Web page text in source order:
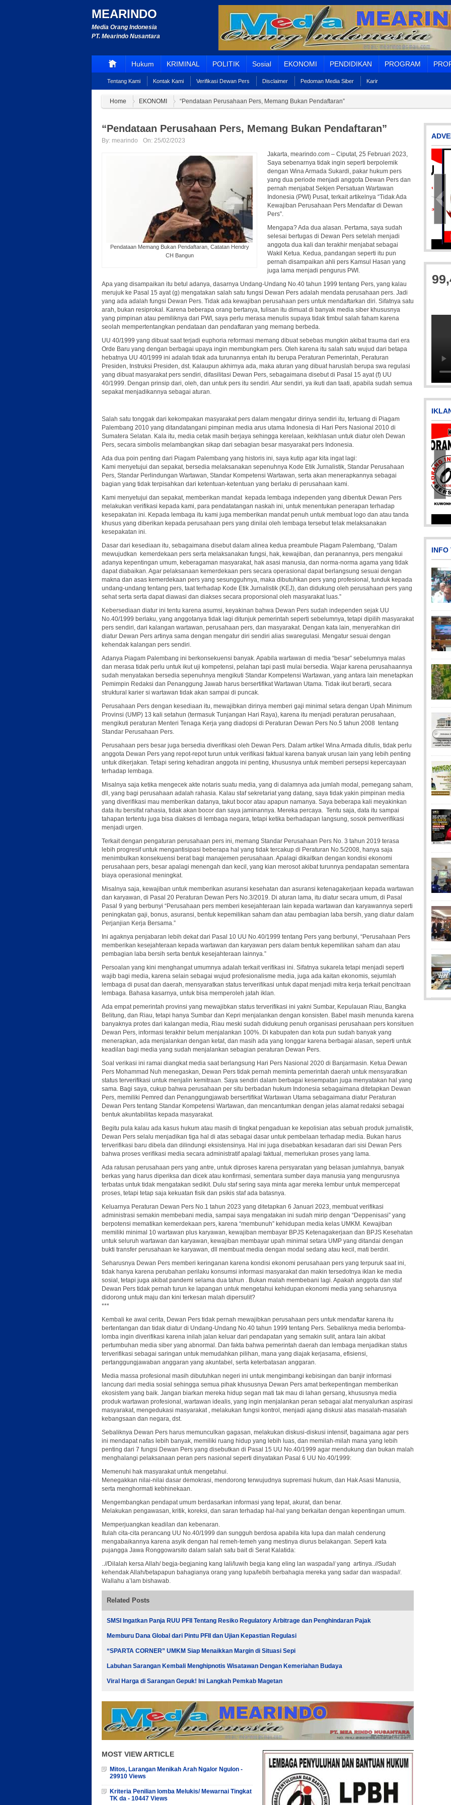
MEARINDO
Media Orang Indonesia
PT. Mearindo Nusantara
Hukum KRIMINAL POLITIK Sosial EKONOMI PENDIDIKAN PROGRAM
Tentang Kami Kontak Kami Verifikasi Dewan Pers Disclaimer Pedoman Media Siber Karir
Home EKONOMI “Pendataan Perusahaan Pers, Memang Bukan Pendaftaran”
“Pendataan Perusahaan Pers, Memang Bukan Pendaftaran”
By: mearindo On: 25/02/2023
Pendataan Memang Bukan Pendaftaran, Catatan Hendry
CH Bangun
Jakarta, mearindo.com – Ciputat, 25 Februari 2023,
Saya sebenarnya tidak ingin seperti berpolemik
dengan Wina Armada Sukardi, pakar hukum pers
yang dua periode menjadi anggota Dewan Pers dan
pernah menjabat Sekjen Persatuan Wartawan
Indonesia (PWI) Pusat, terkait artikelnya “Tidak Ada
Kewajiban Perusahaan Pers Mendaftar di Dewan
Pers”.
Mengapa? Ada dua alasan. Pertama, saya sudah
selesai bertugas di Dewan Pers setelah menjadi
anggota dua kali dan terakhir menjabat sebagai
Wakil Ketua. Kedua, pandangan seperti itu pun
pernah disampaikan ahli pers Kamsul Hasan yang
juga lama menjadi pengurus PWI.
Apa yang disampaikan itu betul adanya, dasarnya Undang-Undang No.40 tahun 1999 tentang Pers, yang kalau
merujuk ke Pasal 15 ayat (g) mengatakan salah satu fungsi Dewan Pers adalah mendata perusahaan pers. Jadi
yang ada adalah fungsi Dewan Pers. Tidak ada kewajiban perusahaan pers untuk mendaftarkan diri. Sifatnya satu
arah, bukan resiprokal. Karena beberapa orang bertanya, tulisan itu dimuat di banyak media siber khususnya
yang pimpinan atau pemiliknya dari PWI, saya perlu merasa menulis supaya tidak timbul salah faham karena
seolah mempertentangkan pendataan dan pendaftaran yang memang berbeda.
UU 40/1999 yang dibuat saat terjadi euphoria reformasi memang dibuat sebebas mungkin akibat trauma dari era
Orde Baru yang dengan berbagai upaya ingin membungkam pers. Oleh karena itu salah satu wujud dari betapa
hebatnya UU 40/1999 ini adalah tidak ada turunannya entah itu berupa Peraturan Pemerintah, Peraturan
Presiden, Instruksi Presiden, dst. Kalaupun akhirnya ada, maka aturan yang dibuat haruslah berupa swa regulasi
yang dibuat masyarakat pers sendiri, difasilitasi Dewan Pers, sebagaimana disebut di Pasal 15 ayat (f) UU
40/1999. Dengan prinsip dari, oleh, dan untuk pers itu sendiri. Atur sendiri, ya ikuti dan taati, apabila sudah semua
sepakat menjadikannya sebagai aturan.
Salah satu tonggak dari kekompakan masyarakat pers dalam mengatur dirinya sendiri itu, tertuang di Piagam
Palembang 2010 yang ditandatangani pimpinan media arus utama Indonesia di Hari Pers Nasional 2010 di
Sumatera Selatan. Kala itu, media cetak masih berjaya sehingga kerelaan, keikhlasan untuk diatur oleh Dewan
Pers, secara simbolis melambangkan sikap dari sebagian besar masyarakat pers Indonesia.
Ada dua poin penting dari Piagam Palembang yang historis ini, saya kutip agar kita ingat lagi:
Kami menyetujui dan sepakat, bersedia melaksanakan sepenuhnya Kode Etik Jurnalistik, Standar Perusahaan
Pers, Standar Perlindungan Wartawan, Standar Kompetensi Wartawan, serta akan menerapkannya sebagai
bagian yang tidak terpisahkan dari ketentuan-ketentuan yang berlaku di perusahaan kami.
Kami menyetujui dan sepakat, memberikan mandat kepada lembaga independen yang dibentuk Dewan Pers
melakukan verifikasi kepada kami, para pendatatangan naskah ini, untuk menentukan penerapan terhadap
kesepakatan ini. Kepada lembaga itu kami juga memberikan mandat penuh untuk membuat logo dan atau tanda
khusus yang diberikan kepada perusahaan pers yang dinilai oleh lembaga tersebut telak melaksanakan
kesepakatan ini.
Dasar dari kesediaan itu, sebagaimana disebut dalam alinea kedua preambule Piagam Palembang, “Dalam
mewujudkan kemerdekaan pers serta melaksanakan fungsi, hak, kewajiban, dan peranannya, pers mengakui
adanya kepentingan umum, keberagaman masyarakat, hak asasi manusia, dan norma-norma agama yang tidak
dapat diabaikan. Agar pelaksanaan kemerdekaan pers secara operasional dapat berlangsung sesuai dengan
makna dan asas kemerdekaan pers yang sesungguhnya, maka dibutuhkan pers yang profesional, tunduk kepada
undang-undang tentang pers, taat terhadap Kode Etik Jurnalistik (KEJ), dan didukung oleh perusahaan pers yang
sehat serta serta dapat diawasi dan diakses secara proporsional oleh masyarakat luas.”
Kebersediaan diatur ini tentu karena asumsi, keyakinan bahwa Dewan Pers sudah independen sejak UU
No.40/1999 berlaku, yang anggotanya tidak lagi ditunjuk pemerintah seperti sebelumnya, tetapi dipilih masyarakat
pers sendiri, dari kalangan wartawan, perusahaan pers, dan masyarakat. Dengan kata lain, menyerahkan diri
diatur Dewan Pers artinya sama dengan mengatur diri sendiri alias swaregulasi. Mengatur sesuai dengan
kehendak kalangan pers sendiri.
Adanya Piagam Palembang ini berkonsekuensi banyak. Apabila wartawan di media “besar” sebelumnya malas
dan merasa tidak perlu untuk ikut uji kompetensi, pelahan tapi pasti mulai bersedia. Wajar karena perusahaannya
sudah menyatakan bersedia sepenuhnya mengikuti Standar Kompetensi Wartawan, yang antara lain menetapkan
Pemimpin Redaksi dan Penanggung Jawab harus bersertifikat Wartawan Utama. Tidak ikut berarti, secara
struktural karier si wartawan tidak akan sampai di puncak.
Perusahaan Pers dengan kesediaan itu, mewajibkan dirinya memberi gaji minimal setara dengan Upah Minimum
Provinsi (UMP) 13 kali setahun (termasuk Tunjangan Hari Raya), karena itu menjadi peraturan perusahaan,
mengikuti peraturan Menteri Tenaga Kerja yang diadopsi di Peraturan Dewan Pers No.5 tahun 2008 tentang
Standar Perusahaan Pers.
Perusahaan pers besar juga bersedia diverifikasi oleh Dewan Pers. Dalam artikel Wina Armada ditulis, tidak perlu
anggota Dewan Pers yang repot-repot turun untuk verifikasi faktual karena banyak urusan lain yang lebih penting
untuk dikerjakan. Tetapi sering kehadiran anggota ini penting, khususnya untuk memberi persepsi kepercayaan
terhadap lembaga.
Misalnya saja ketika mengecek akte notaris suatu media, yang di dalamnya ada jumlah modal, pemegang saham,
dll, yang bagi perusahaan adalah rahasia. Kalau staf sekretariat yang datang, saya tidak yakin pimpinan media
yang diverifikasi mau memberikan datanya, takut bocor atau apapun namanya. Saya beberapa kali meyakinkan
data itu bersifat rahasia, tidak akan bocor dan saya jaminannya. Mereka percaya. Tentu saja, data itu sampai
tahapan tertentu juga bisa diakses di lembaga negara, tetapi ketika berhadapan langsung, sosok pemverifikasi
menjadi urgen.
Terkait dengan pengaturan perusahaan pers ini, memang Standar Perusahaan Pers No. 3 tahun 2019 terasa
lebih progresif untuk mengantisipasi beberapa hal yang tidak tercakup di Peraturan No.5/2008, hanya saja
menimbulkan konsekuensi berat bagi manajemen perusahaan. Apalagi dikaitkan dengan kondisi ekonomi
perusahaan pers, besar apalagi menengah dan kecil, yang kian merosot akibat turunnya pendapatan sementara
biaya operasional meningkat.
Misalnya saja, kewajiban untuk memberikan asuransi kesehatan dan asuransi ketenagakerjaan kepada wartawan
dan karyawan, di Pasal 20 Peraturan Dewan Pers No.3/2019. Di aturan lama, itu diatur secara umum, di Pasal
Pasal 9 yang berbunyi “Perusahaan pers memberi kesejahteraan lain kepada wartawan dan karyawannya seperti
peningkatan gaji, bonus, asuransi, bentuk kepemilikan saham dan atau pembagian laba bersih, yang diatur dalam
Perjanjian Kerja Bersama.”
Ini agaknya penjabaran lebih dekat dari Pasal 10 UU No.40/1999 tentang Pers yang berbunyi, “Perusahaan Pers
memberikan kesejahteraan kepada wartawan dan karyawan pers dalam bentuk kepemilikan saham dan atau
pembagian laba bersih serta bentuk kesejahteraan lainnya.”
Persoalan yang kini menghangat umumnya adalah terkait verifikasi ini. Sifatnya sukarela tetapi menjadi seperti
wajib bagi media, karena selain sebagai wujud profesionalisme media, juga ada kaitan ekonomis, sejumlah
lembaga di pusat dan daerah, mensyaratkan status terverifikasi untuk dapat menjadi mitra kerja terkait pencitraan
lembaga. Bahasa kasarnya, untuk bisa memperoleh jatah iklan.
Ada empat pemerintah provinsi yang mewajibkan status terverifikasi ini yakni Sumbar, Kepulauan Riau, Bangka
Belitung, dan Riau, tetapi hanya Sumbar dan Kepri menjalankan dengan konsisten. Babel masih menunda karena
banyaknya protes dari kalangan media, Riau meski sudah didukung penuh organisasi perusahaan pers konsituen
Dewan Pers, informasi terakhir belum menjalankan 100%. Di kabupaten dan kota pun sudah banyak yang
menerapkan, ada menjalankan dengan ketat, dan masih ada yang longgar karena berbagai alasan, seperti untuk
keadilan bagi media yang sudah menjalankan sebagian peraturan Dewan Pers.
Soal verikasi ini ramai diangkat media saat berlangsung Hari Pers Nasional 2020 di Banjarmasin. Ketua Dewan
Pers Mohammad Nuh menegaskan, Dewan Pers tidak pernah meminta pemerintah daerah untuk mensyaratkan
status terverifikasi untuk menjalin kemitraan. Saya sendiri dalam berbagai kesempatan juga menyatakan hal yang
sama. Bagi saya, cukup bahwa perusahaan per situ berbadan hukum Indonesia sebagaimana ditetapkan Dewan
Pers, memiliki Pemred dan Penanggungjawab bersertifikat Wartawan Utama sebagaimana diatur Peraturan
Dewan Pers tentang Standar Kompetensi Wartawan, dan mencantumkan dengan jelas alamat redaksi sebagai
bentuk akuntabilitas kepada masyarakat.
Begitu pula kalau ada kasus hukum atau masih di tingkat pengaduan ke kepolisian atas sebuah produk jurnalistik,
Dewan Pers selalu menjadikan tiga hal di atas sebagai dasar untuk pembelaan terhadap media. Bukan harus
terverifikasi baru dibela dan dilindungi eksistensinya. Hal ini juga disebabkan kesadaran dari sisi Dewan Pers
bahwa proses verifikasi media secara administratif apalagi faktual, memerlukan proses yang lama.
Ada ratusan perusahaan pers yang antre, untuk diproses karena persyaratan yang belasan jumlahnya, banyak
berkas yang harus diperiksa dan dicek atau konfirmasi, sementara sumber daya manusia yang mengurusnya
terbatas untuk tidak mengatakan sedikit. Dulu staf sering saya minta agar mereka lembur untuk mempercepat
proses, tetapi tetap saja kekuatan fisik dan psikis staf ada batasnya.
Keluarnya Peraturan Dewan Pers No.1 tahun 2023 yang ditetapkan 6 Januari 2023, membuat verifikasi
administrasi semakin membebani media, sampai saya mengatakan ini sudah mirip dengan “Deppenisasi” yang
berpotensi mematikan kemerdekaan pers, karena “membunuh” kehidupan media kelas UMKM. Kewajiban
memiliki minimal 10 wartawan plus karyawan, kewajiban membayar BPJS Ketenagakerjaan dan BPJS Kesehatan
untuk seluruh wartawan dan karyawan, kewajiban membayar upah minimal setara UMP yang ditandai dengan
bukti transfer perusahaan ke karyawan, dll membuat media dengan modal sedang atau kecil, mati berdiri.
Seharusnya Dewan Pers memberi keringanan karena kondisi ekonomi perusahaan pers yang terpuruk saat ini,
tidak hanya karena perubahan perilaku konsumsi informasi masyarakat dan makin tersedotnya iklan ke media
sosial, tetapi juga akibat pandemi selama dua tahun . Bukan malah membebani lagi. Apakah anggota dan staf
Dewan Pers tidak pernah turun ke lapangan untuk mengetahui kehidupan ekonomi media yang seharusnya
didorong untuk maju dan kini terkesan malah dipersulit?
***
Kembali ke awal cerita, Dewan Pers tidak pernah mewajibkan perusahaan pers untuk mendaftar karena itu
bertentangan dan tidak diatur di Undang-Undang No.40 tahun 1999 tentang Pers. Sebaliknya media berlomba-
lomba ingin diverifikasi karena inilah jalan keluar dari pendapatan yang semakin sulit, antara lain akibat
pertumbuhan media siber yang abnormal. Dan fakta bahwa pemerintah daerah dan lembaga menjadikan status
terverifikasi sebagai saringan untuk memudahkan pilihan, mana yang diajak kerjasama, efisiensi,
pertanggungjawaban anggaran yang akuntabel, serta keterbatasan anggaran.
Media massa profesional masih dibutuhkan negeri ini untuk mengimbangi kebisingan dan banjir informasi
lancung dari media sosial sehingga semua pihak khususnya Dewan Pers amat berkepentingan memberikan
ekosistem yang baik. Jangan biarkan mereka hidup segan mati tak mau di lahan gersang, khususnya media
produk wartawan profesional, wartawan idealis, yang ingin menjalankan peran sebagai alat menyalurkan aspirasi
masyarakat, mengedukasi masyarakat , melakukan fungsi kontrol, menjadi ajang diskusi atas masalah-masalah
kebangsaan dan negara, dst.
Sebaliknya Dewan Pers harus memunculkan gagasan, melakukan diskusi-diskusi intensif, bagaimana agar pers
ini mendapat nafas lebih banyak, memiliki ruang hidup yang lebih luas, dan memilah-milah mana yang lebih
penting dari 7 fungsi Dewan Pers yang disebutkan di Pasal 15 UU No.40/1999 agar mendukung dan bukan malah
menghalangi pelaksanaan peran pers nasional seperti dinyatakan Pasal 6 UU No.40/1999:
Memenuhi hak masyarakat untuk mengetahui.
Menegakkan nilai-nilai dasar demokrasi, mendorong terwujudnya supremasi hukum, dan Hak Asasi Manusia,
serta menghormati kebhinekaan.
Mengembangkan pendapat umum berdasarkan informasi yang tepat, akurat, dan benar.
Melakukan pengawasan, kritik, koreksi, dan saran terhadap hal-hal yang berkaitan dengan kepentingan umum.
Memperjuangkan keadilan dan kebenaran.
Itulah cita-cita perancang UU No.40/1999 dan sungguh berdosa apabila kita lupa dan malah cenderung
mengabaikannya karena asyik dengan hal remeh-temeh yang mestinya diurus belakangan. Seperti kata
pujangga Jawa Ronggowarsito dalam salah satu bait di Serat Kalatida:
..//Dilalah kersa Allah/ begja-begjaning kang lali/luwih begja kang eling lan waspada// yang artinya..//Sudah
kehendak Allah/betapapun bahagianya orang yang lupa/lebih berbahagia mereka yang sadar dan waspada//.
Wallahu a’lam bishawab.
Related Posts
SMSI Ingatkan Panja RUU PFII Tentang Resiko Regulatory Arbitrage dan Penghindaran Pajak
Memburu Dana Global dari Pintu PFII dan Ujian Kepastian Regulasi
“SPARTA CORNER” UMKM Siap Menaikkan Margin di Situasi Sepi
Labuhan Sarangan Kembali Menghipnotis Wisatawan Dengan Kemeriahan Budaya
Viral Harga di Sarangan Gepuk! Ini Langkah Pemkab Magetan
MOST VIEW ARTICLE
Mitos, Larangan Menikah Arah Ngalor Ngulon -
29910 Views
Kriteria Penilian lomba Melukis/ Mewarnai Tingkat
TK da - 10447 Views
Picsart_23-04-10_00-36-15-097
Picsart_23-04-12_11-55-35-604
Picsart_23-04-
IMG-20191006-WA0043
INFO